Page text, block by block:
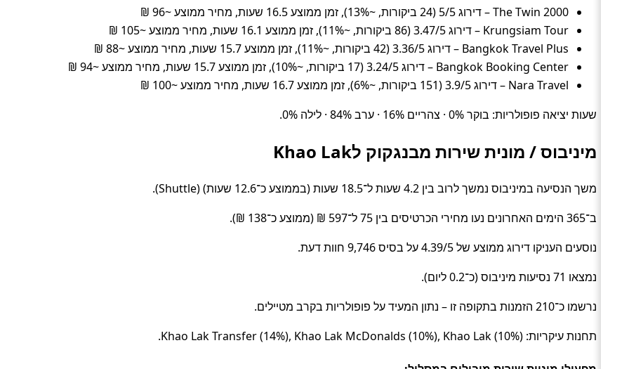
The Twin 2000 – דירוג 5/5 (24 ביקורות, ~13%), זמן ממוצע 16.5 שעות, מחיר ממוצע ~96 ₪
Krungsiam Tour – דירוג 3.47/5 (86 ביקורות, ~11%), זמן ממוצע 16.1 שעות, מחיר ממוצע ~105 ₪
Bangkok Travel Plus – דירוג 3.36/5 (42 ביקורות, ~11%), זמן ממוצע 15.7 שעות, מחיר ממוצע ~88 ₪
Bangkok Booking Center – דירוג 3.24/5 (17 ביקורות, ~10%), זמן ממוצע 15.7 שעות, מחיר ממוצע ~94 ₪
Nara Travel – דירוג 3.9/5 (151 ביקורות, ~6%), זמן ממוצע 16.7 שעות, מחיר ממוצע ~100 ₪
שעות יציאה פופולריות: בוקר 0% · צהריים 16% · ערב 84% · לילה 0%.
מיניבוס / מונית שירות מבנגקוק לKhao Lak
משך הנסיעה במיניבוס נמשך לרוב בין 4.2 שעות ל־18.5 שעות (בממוצע כ־12.6 שעות) (Shuttle).
ב־365 הימים האחרונים נעו מחירי הכרטיסים בין 75 ל־597 ₪ (ממוצע כ־138 ₪).
נוסעים העניקו דירוג ממוצע של 4.39/5 על בסיס 9,746 חוות דעת.
נמצאו 71 נסיעות מיניבוס (כ־0.2 ליום).
נרשמו כ־210 הזמנות בתקופה זו – נתון המעיד על פופולריות בקרב מטיילים.
תחנות עיקריות: Khao Lak Transfer (14%), Khao Lak McDonalds (10%), Khao Lak (10%).